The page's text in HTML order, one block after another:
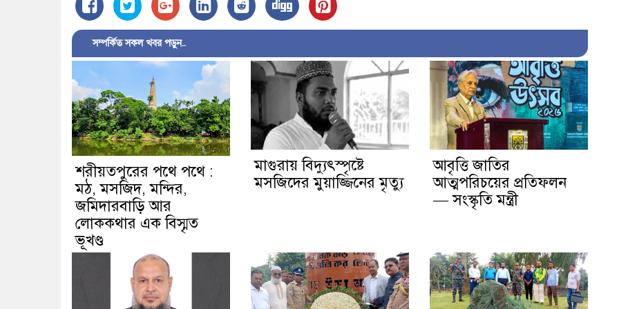
সম্পর্কিত সকল খবর পড়ুন..
শরীয়তপুরের পথে পথে :
মঠ, মসজিদ, মন্দির,
জমিদারবাড়ি আর
লোককথার এক বিস্মৃত
ভূখণ্ড
মাগুরায় বিদ্যুৎস্পৃষ্টে
মসজিদের মুয়াজ্জিনের মৃত্যু
আবৃত্তি জাতির
আত্মপরিচয়ের প্রতিফলন
— সংস্কৃতি মন্ত্রী